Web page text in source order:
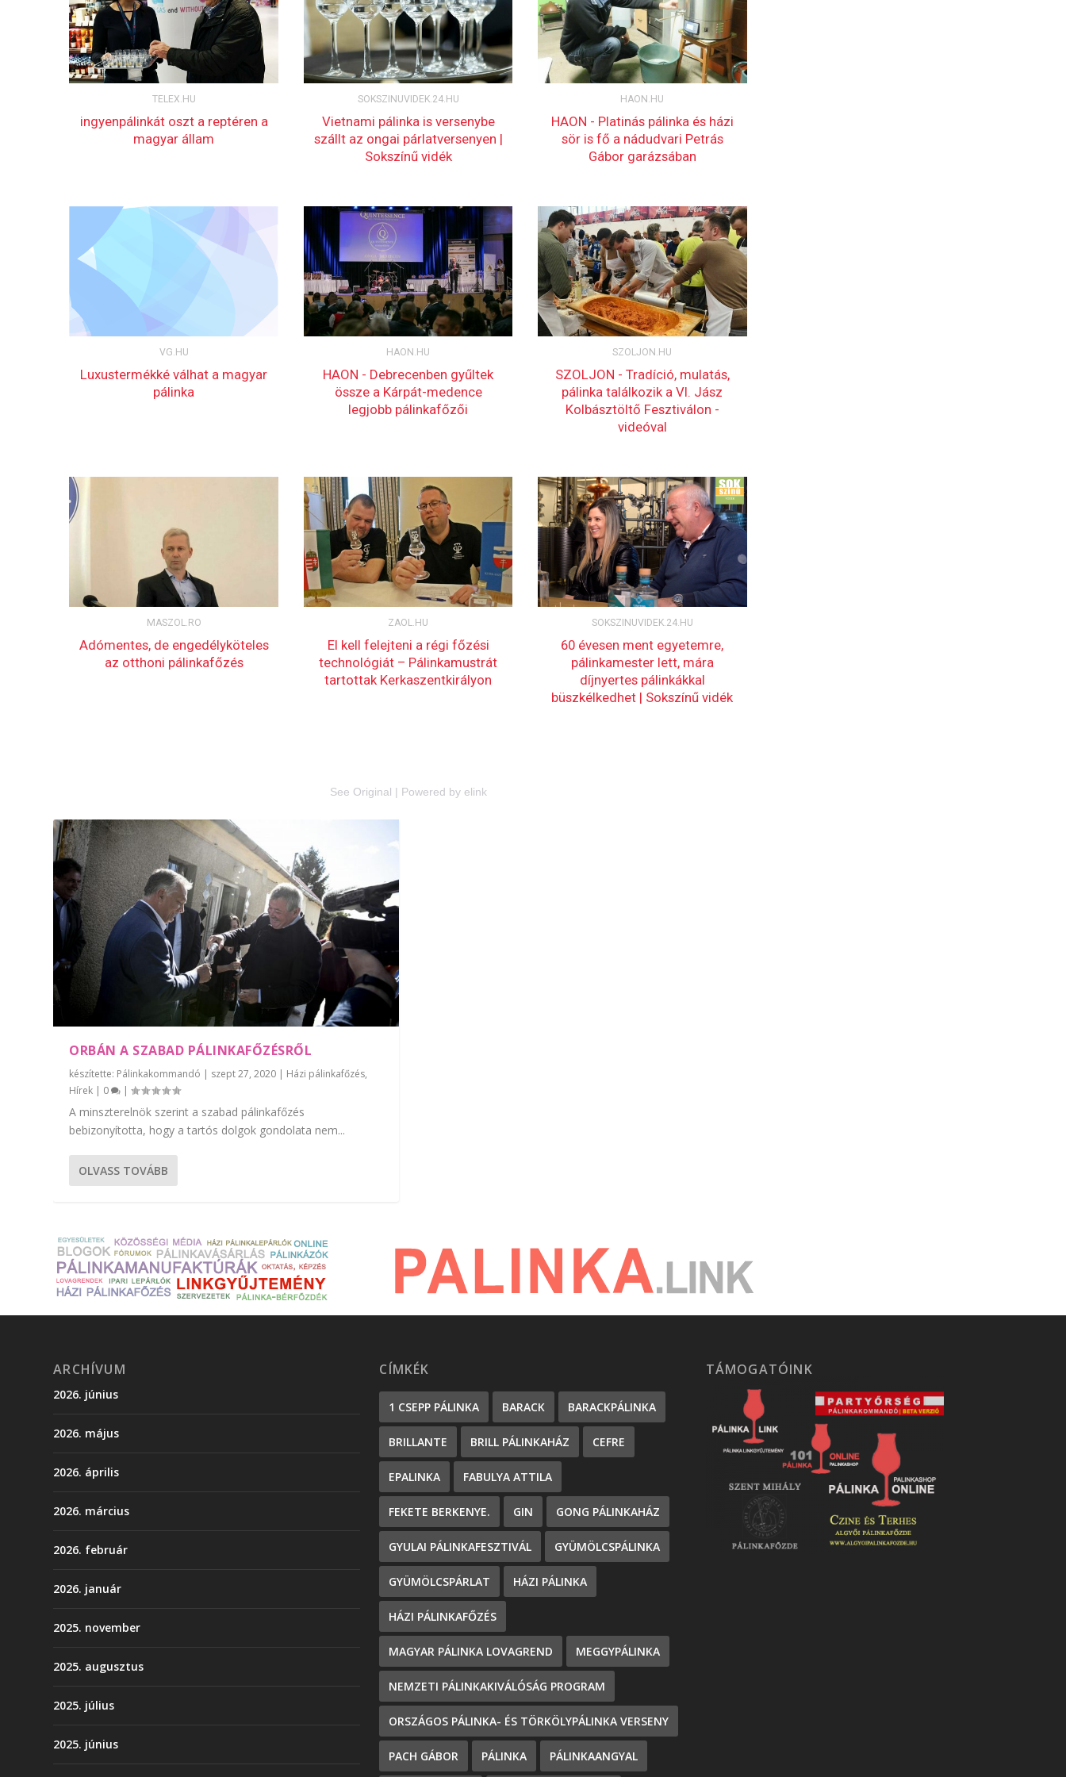
See Original | Powered by elink
ORBÁN A SZABAD PÁLINKAFŐZÉSRŐL
készítette: Pálinkakommandó | szept 27, 2020 | Házi pálinkafőzés,
Hírek | 0 |
A minszterelnök szerint a szabad pálinkafőzés
bebizonyította, hogy a tartós dolgok gondolata nem...
OLVASS TOVÁBB
ARCHÍVUM
2026. június
2026. május
2026. április
2026. március
2026. február
2026. január
2025. november
2025. augusztus
2025. július
2025. június
CÍMKÉK
1 CSEPP PÁLINKA BARACK BARACKPÁLINKA
BRILLANTE BRILL PÁLINKAHÁZ CEFRE
EPALINKA FABULYA ATTILA
FEKETE BERKENYE. GIN GONG PÁLINKAHÁZ
GYULAI PÁLINKAFESZTIVÁL GYÜMÖLCSPÁLINKA
GYÜMÖLCSPÁRLAT HÁZI PÁLINKA
HÁZI PÁLINKAFŐZÉS
MAGYAR PÁLINKA LOVAGREND MEGGYPÁLINKA
NEMZETI PÁLINKAKIVÁLÓSÁG PROGRAM
ORSZÁGOS PÁLINKA- ÉS TÖRKÖLYPÁLINKA VERSENY
PACH GÁBOR PÁLINKA PÁLINKAANGYAL
TÁMOGATÓINK